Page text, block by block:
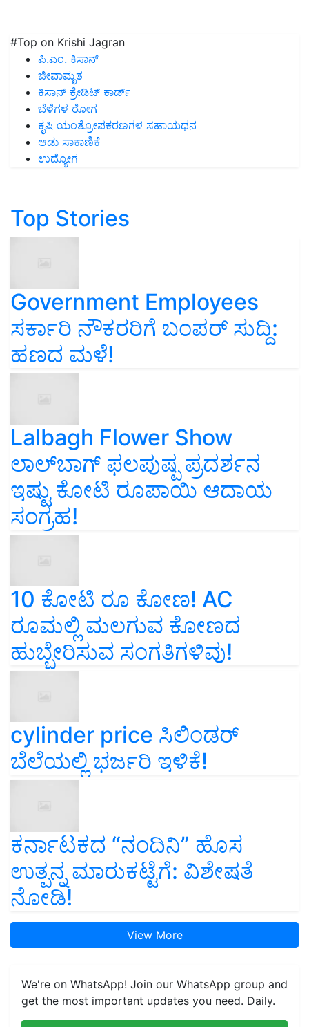
#Top on Krishi Jagran
ಪಿ.ಎಂ. ಕಿಸಾನ್
ಜೀವಾಮೃತ
ಕಿಸಾನ್ ಕ್ರೇಡಿಟ್ ಕಾರ್ಡ್
ಬೆಳೆಗಳ ರೋಗ
ಕೃಷಿ ಯಂತ್ರೋಪಕರಣಗಳ ಸಹಾಯಧನ
ಆಡು ಸಾಕಾಣಿಕೆ
ಉದ್ಯೋಗ
Top Stories
Government Employees
ಸರ್ಕಾರಿ ನೌಕರರಿಗೆ ಬಂಪರ್‌ ಸುದ್ದಿ:
ಹಣದ ಮಳೆ!
Lalbagh Flower Show
ಲಾಲ್‌ಬಾಗ್ ಫಲಪುಷ್ಪ ಪ್ರದರ್ಶನ
ಇಷ್ಟು ಕೋಟಿ ರೂಪಾಯಿ ಆದಾಯ
ಸಂಗ್ರಹ!
10 ಕೋಟಿ ರೂ ಕೋಣ! AC
ರೂಮಲ್ಲಿ ಮಲಗುವ ಕೋಣದ
ಹುಬ್ಬೇರಿಸುವ ಸಂಗತಿಗಳಿವು!
cylinder price ಸಿಲಿಂಡರ್‌
ಬೆಲೆಯಲ್ಲಿ ಭರ್ಜರಿ ಇಳಿಕೆ!
ಕರ್ನಾಟಕದ “ನಂದಿನಿ” ಹೊಸ
ಉತ್ಪನ್ನ ಮಾರುಕಟ್ಟೆಗೆ: ವಿಶೇಷತೆ
ನೋಡಿ!
View More
We're on WhatsApp! Join our WhatsApp group and
get the most important updates you need. Daily.